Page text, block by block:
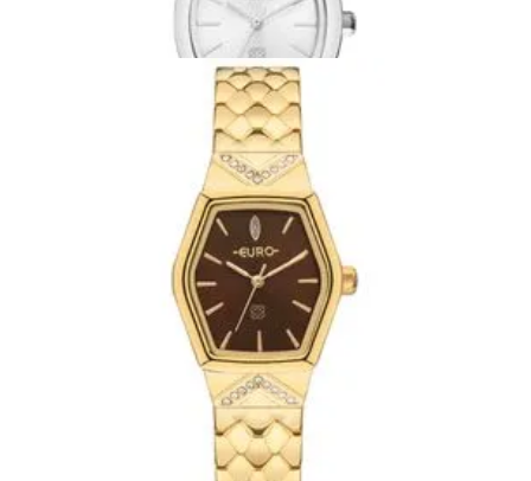
Relógio Euro Feminino Serpentes Prata
R$ 45,90
ADICIONAR AO CARRINHO
Relógio Euro Feminino Serpentes Dourado
R$ 47,90